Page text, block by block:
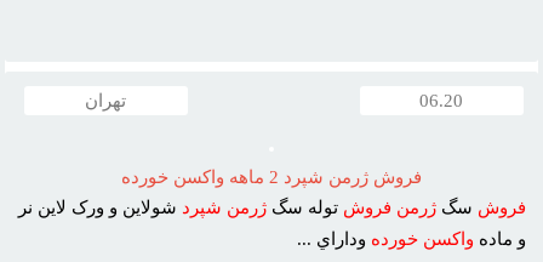
06.20 تهران
فروش ژرمن شپرد 2 ماهه واکسن خورده
فروش سگژرمن فروش توله سگژرمن شپرد شولاين و ورک لاين نر
و ماده واکسن خورده وداراي ...